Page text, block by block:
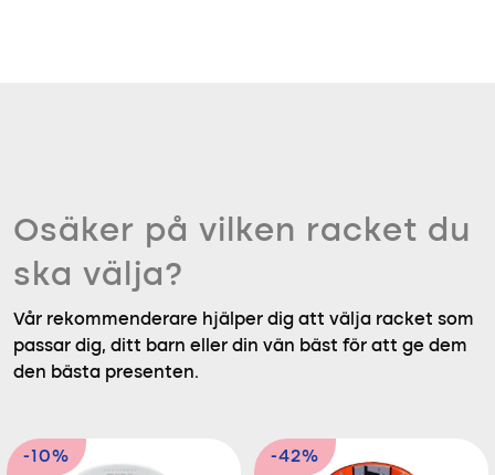
Osäker på vilken racket du
ska välja?
Vår rekommenderare hjälper dig att välja racket som
passar dig, ditt barn eller din vän bäst för att ge dem
den bästa presenten.
-10% -42%